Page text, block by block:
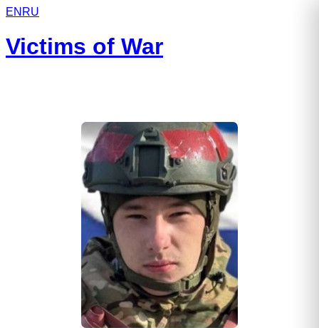
EN RU
Victims of War